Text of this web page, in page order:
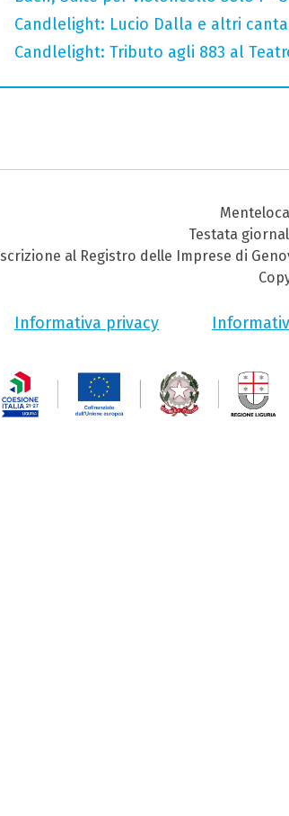
Candlelight: Lucio Dalla e altri
Candlelight: Tributo agli 883 al
Testata
Iscrizione al Registro delle Imprese di
Informativa privacy